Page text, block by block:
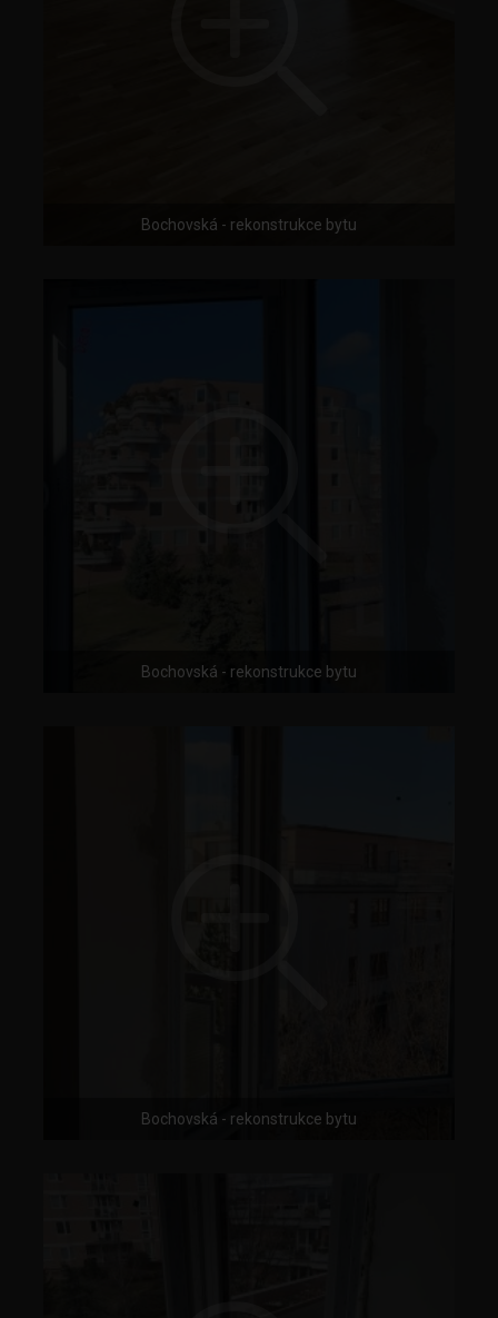
Bochovská - rekonstrukce bytu
Bochovská - rekonstrukce bytu
Bochovská - rekonstrukce bytu